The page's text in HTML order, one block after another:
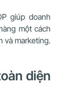
giúp doanh
một cách
và marketing.
diện